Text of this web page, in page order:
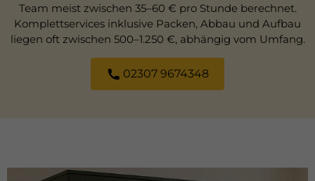
Team meist zwischen 35–60 € pro Stunde berechnet.
Komplettservices inklusive Packen, Abbau und Aufbau
liegen oft zwischen 500–1.250 €, abhängig vom Umfang.
02307 9674348